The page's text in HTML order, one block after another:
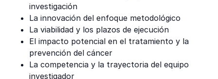
investigación
La innovación del enfoque metodológico
La viabilidad y los plazos de ejecución
El impacto potencial en el tratamiento y la
prevención del cáncer
La competencia y la trayectoria del equipo
investigador